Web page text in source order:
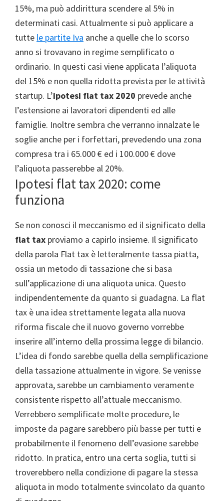
15%, ma può addirittura scendere al 5% in
determinati casi. Attualmente si può applicare a
tutte le partite Iva anche a quelle che lo scorso
anno si trovavano in regime semplificato o
ordinario. In questi casi viene applicata l’aliquota
del 15% e non quella ridotta prevista per le attività
startup. L’ipotesi flat tax 2020 prevede anche
l’estensione ai lavoratori dipendenti ed alle
famiglie. Inoltre sembra che verranno innalzate le
soglie anche per i forfettari, prevedendo una zona
compresa tra i 65.000 € ed i 100.000 € dove
l’aliquota passerebbe al 20%.
Ipotesi flat tax 2020: come
funziona
Se non conosci il meccanismo ed il significato della
flat tax proviamo a capirlo insieme. Il significato
della parola Flat tax è letteralmente tassa piatta,
ossia un metodo di tassazione che si basa
sull’applicazione di una aliquota unica. Questo
indipendentemente da quanto si guadagna. La flat
tax è una idea strettamente legata alla nuova
riforma fiscale che il nuovo governo vorrebbe
inserire all’interno della prossima legge di bilancio.
L’idea di fondo sarebbe quella della semplificazione
della tassazione attualmente in vigore. Se venisse
approvata, sarebbe un cambiamento veramente
consistente rispetto all’attuale meccanismo.
Verrebbero semplificate molte procedure, le
imposte da pagare sarebbero più basse per tutti e
probabilmente il fenomeno dell’evasione sarebbe
ridotto. In pratica, entro una certa soglia, tutti si
troverebbero nella condizione di pagare la stessa
aliquota in modo totalmente svincolato da quanto